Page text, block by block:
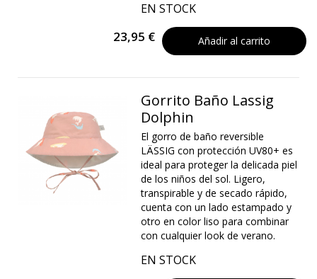
EN STOCK
23,95 € Añadir al carrito
Gorrito Baño Lassig
Dolphin
El gorro de baño reversible
LÄSSIG con protección UV80+ es
ideal para proteger la delicada piel
de los niños del sol. Ligero,
transpirable y de secado rápido,
cuenta con un lado estampado y
otro en color liso para combinar
con cualquier look de verano.
EN STOCK